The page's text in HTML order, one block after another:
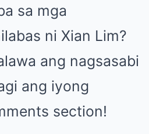
sa mga
ni Xian Lim?
ang nagsasabi
ang iyong
section!